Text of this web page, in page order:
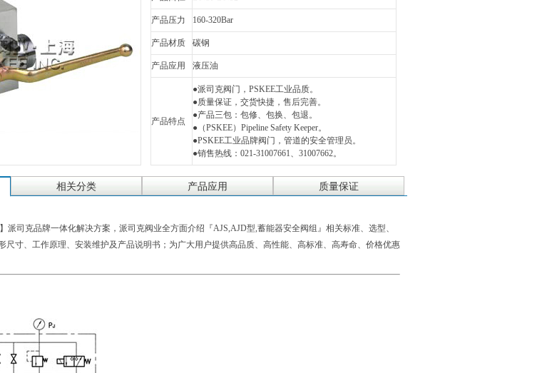
产品压力 160-320Bar
产品材质 碳钢
产品应用 液压油
产品特点
●派司克阀门，PSKEE工业品质。
●质量保证，交货快捷，售后完善。
●产品三包：包修、包换、包退。
●（PSKEE）Pipeline Safety Keeper。
●PSKEE工业品牌阀门，管道的安全管理员。
●销售热线：021-31007661、31007662。
相关分类 产品应用 质量保证
派司克品牌一体化解决方案，派司克阀业全方面介绍『AJS,AJD型,蓄能器安全阀组』相关标准、选型、
尺寸、工作原理、安装维护及产品说明书；为广大用户提供高品质、高性能、高标准、高寿命、价格优惠